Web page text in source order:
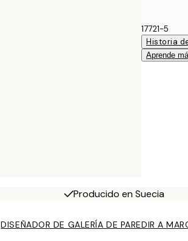
17721-5
Historia
Aprende
Producido en Suecia
DISEÑADOR DE GALERÍA DE PAREDIR A